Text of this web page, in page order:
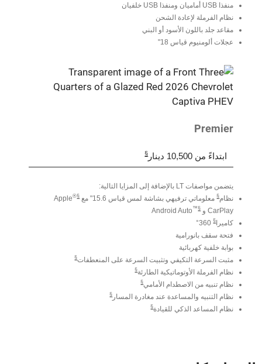
منفذا USB أماميان ومنفذا USB خلفيان
نظام الفرملة لإعادة الشحن
مقاعد جلد باللون الأسود أو البني
عجلات ألومنيوم قياس 18"
Premier
ابتداءً من 10,500 دينار §
يتضمن مواصفات LT بالإضافة إلى المزايا التالية:
نظام §معلوماتي ترفيهي بشاشة لمس قياس 15.6" مع ®
Apple
CarPlay و
™
Android Auto
كاميرا
فتحة سقف بانورامية
بوابة خلفية كهربائية
مثبت السرعة التكيفي وتثبيت السرعة على المنعطفات
نظام الفرملة الأوتوماتيكية الطارئة §
نظام تنبيه من الاصطدام الأمامي
نظام التنبيه والمساعدة عند مغادرة المسار §
نظام المساعد الذكي للقيادة